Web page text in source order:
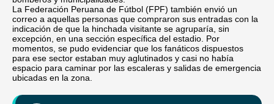
La Federación Peruana de Fútbol (FPF) también envió un
correo a aquellas personas que compraron sus entradas con la
indicación de que la hinchada visitante se agruparía, sin
excepción, en una sección específica del estadio. Por
momentos, se pudo evidenciar que los fanáticos dispuestos
para ese sector estaban muy aglutinados y casi no había
espacio para caminar por las escaleras y salidas de emergencia
ubicadas en la zona.